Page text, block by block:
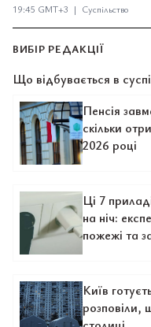
19:45 GMT+3 | Суспільство
ВИБІР РЕДАКЦІЇ
Що відбувається в
Пенсія
скільки
2026 році
Ці 7
на ніч:
пожежі та
Київ
розповіли,